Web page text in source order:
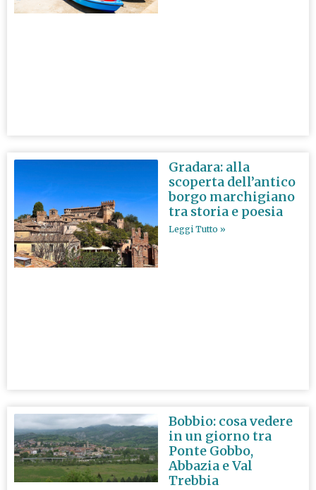
Gradara: alla
scoperta dell’antico
borgo marchigiano
tra storia e poesia
Leggi Tutto »
Bobbio: cosa vedere
in un giorno tra
Ponte Gobbo,
Abbazia e Val
Trebbia